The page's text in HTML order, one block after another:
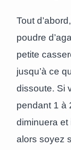
Tout
poudre
petite
jusqu’à ce
dissoute. Si
pendant 1 à
diminuera et
alors soyez